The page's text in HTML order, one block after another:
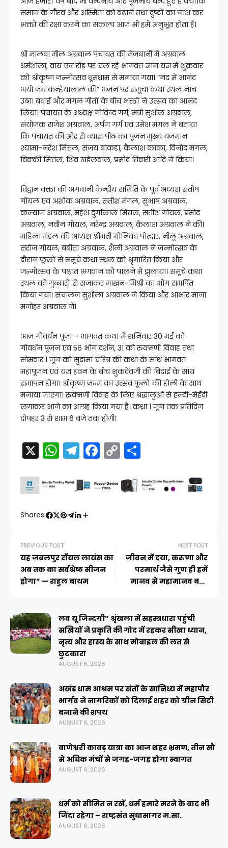
समाज के गौरव और अस्मिता को बढाने तथा दुष्टों का नाश कर
भक्तों की रक्षा करने का संकल्प आज भी हमें अनुभूत होता है।
श्री मालवा मील अग्रवाल पंचायत की मेजबानी में अग्रवाल
धर्मशाला, वाय एन रोड पर चल रहे भागवत ज्ञान यज्ञ में शुक्रवार
को श्रीकृष्ण जन्मोत्सव धूमधाम से मनाया गया। “नंद में आनंद
भयो जय कन्हैयालाल की” भजन पर समूचा कथा स्थल नाच
उठा। बधाई और मंगल गीतों के बीच भक्तों ने उत्सव का आनंद
लिया। पंचायत के अध्यक्ष गोविन्द गर्ग, मंत्री सुशील अग्रवाल,
संयोजक राजेश अग्रवाल, अर्पण गर्ग एवं उमेश मंगल ने बताया
कि पंचायत की ओर से व्यास पीठ का पूजन मुख्य यजमान
श्यामा-नरेश मित्तल, संजय बांकडा, कैलाश काका, विनोद मंगल,
विक्की मित्तल, शिव खंडेलवाल, प्रमोद तिवारी आदि ने किया।
विद्वान वक्ता की अगवानी केन्द्रीय समिति के पूर्व अध्यक्ष संतोष
गोयल एवं अशोक अग्रवाल, सतीश मंगल, सुभाष अग्रवाल,
कल्याण अग्रवाल, महेश दुर्गालाल मित्तल, सतीश गोयल, प्रमोद
अग्रवाल, नवीन गोयल, नरेन्द्र अग्रवाल, कैलाश अग्रवाल ने की।
महिला मंडल की अध्यक्ष श्रीमती मोनिका पोत्दार, नीलू अग्रवाल,
सरोज गोयल, बबीता अग्रवाल, शैली अग्रवाल ने जन्मोत्सव के
दौरान फूलों से समूचे कथा स्थल को श्रृंगारित किया और
जन्मोत्सव के पश्चात भगवान को पालने में झुलाया। समूचे कथा
स्थल को गुब्बारों से सजाकर माखन-मिश्री का भोग समर्पित
किया गया। संचालन सुशीला अग्रवाल ने किया और आभार माना
मनोहर अग्रवाल ने।
आज गोवर्धन पूजा – भागवत कथा में शनिवार 30 मई को
गोवर्धन पूजन एवं 56 भोग दर्शन, 31 को रुक्मणी विवाह तथा
सोमवार 1 जून को सुदामा चरित्र की कथा के साथ भागवत
महापूजन एवं यज्ञ हवन के बीच शुकदेवजी की बिदाई के साथ
समापन होगा। श्रीकृष्ण जन्म का उत्सव फूलों की होली के साथ
मनाया जाएगा। रुक्मणी विवाह के लिए श्रद्धालुओं से हल्दी-मेहँदी
लगाकर आने का आग्रह किया गया है। कथा 1 जून तक प्रतिदिन
दोपहर 3 से शाम 6 बजे तक होगी।
X W
h
a
A
p
T
el
e
a
F
a
c
k
C
o
p
y
ar
Shares:
PREVIOUS POST
यह जबलपुर रॉयल लायंस का
अब तक का सर्वश्रेष्ठ सीजन
होगा” — राहुल बाथम
NEXT POST
जीवन में दया, करुणा और
परमार्थ जैसे गुण ही हमें
मानव से महामानव बना
भास्करानंद
लव यू जिन्दगी” श्रृंखला में सहस्त्रधारा पहुंची
सखियों ने प्रकृति की गोद में रहकर सीखा ध्यान,
नृत्य और हास्य के साथ मोबाइल की लत से
छुटकारा
AUGUST 6, 2026
अखंड धाम आश्रम पर संतों के सानिध्य में महापौर
भार्गव ने नागरिकों को दिलाई शहर को ग्रीन सिटी
बनाने की शपथ
AUGUST 6, 2026
बाणेश्वरी कावड़ यात्रा का आज शहर भ्रमण, तीन सौ
से अधिक मंचों से जगह-जगह होगा स्वागत
AUGUST 6, 2026
धर्म को सीमित न रखें, धर्म हमारे मरने के बाद भी
जिंदा रहेगा – राष्ट्रसंत सुधासागर म.सा.
AUGUST 6, 2026